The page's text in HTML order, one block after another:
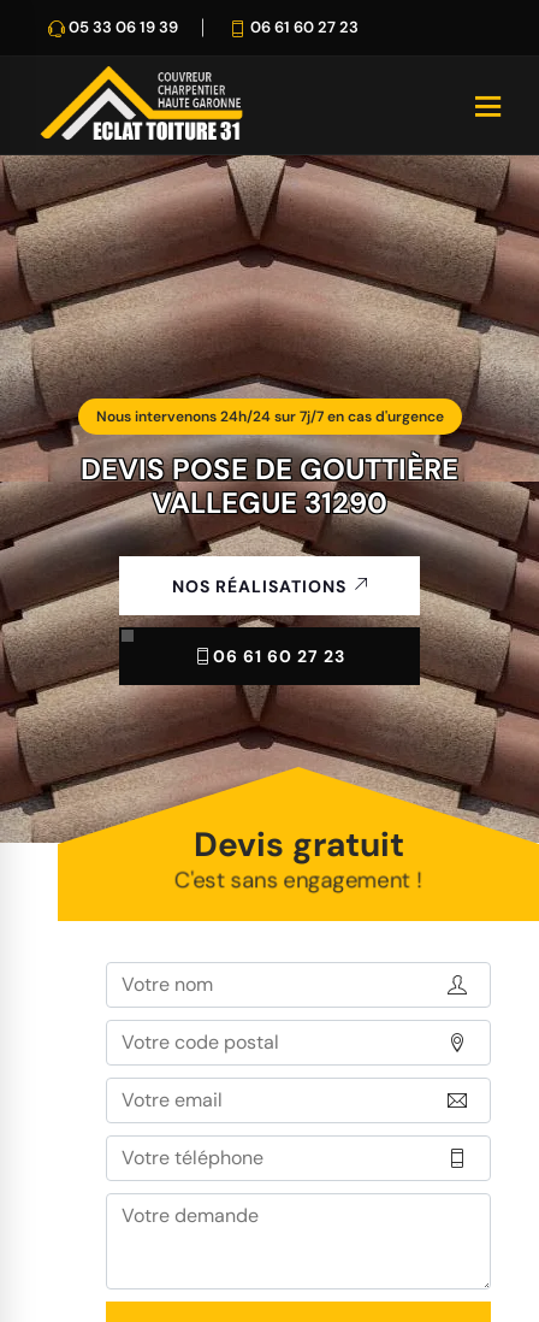
05 33 06 19 39 06 61 60 27 23
Nous intervenons 24h/24 sur 7j/7 en cas d'urgence
DEVIS POSE DE GOUTTIÈRE
VALLEGUE 31290
NOS RÉALISATIONS
06 61 60 27 23
Devis gratuit
C'est sans engagement !